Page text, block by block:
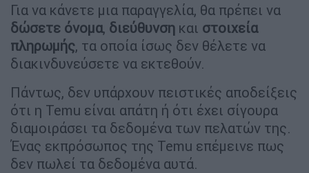
Για να κάνετε μια παραγγελία, θα πρέπει να
δώσετε όνομα, διεύθυνση και στοιχεία
πληρωμής, τα οποία ίσως δεν θέλετε να
διακινδυνεύσετε να εκτεθούν.
Πάντως, δεν υπάρχουν πειστικές αποδείξεις
ότι η Temu είναι απάτη ή ότι έχει σίγουρα
διαμοιράσει τα δεδομένα των πελατών της.
Ένας εκπρόσωπος της Temu επέμεινε πως
δεν πωλεί τα δεδομένα αυτά.